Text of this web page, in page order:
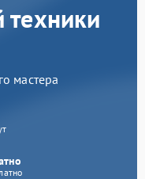
мастера